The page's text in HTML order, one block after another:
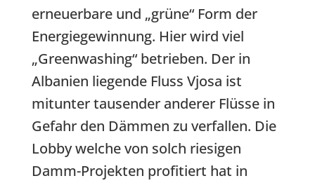
erneuerbare und „grüne“ Form der
Energiegewinnung. Hier wird viel
„Greenwashing“ betrieben. Der in
Albanien liegende Fluss Vjosa ist
mitunter tausender anderer Flüsse in
Gefahr den Dämmen zu verfallen. Die
Lobby welche von solch riesigen
Damm-Projekten profitiert hat in